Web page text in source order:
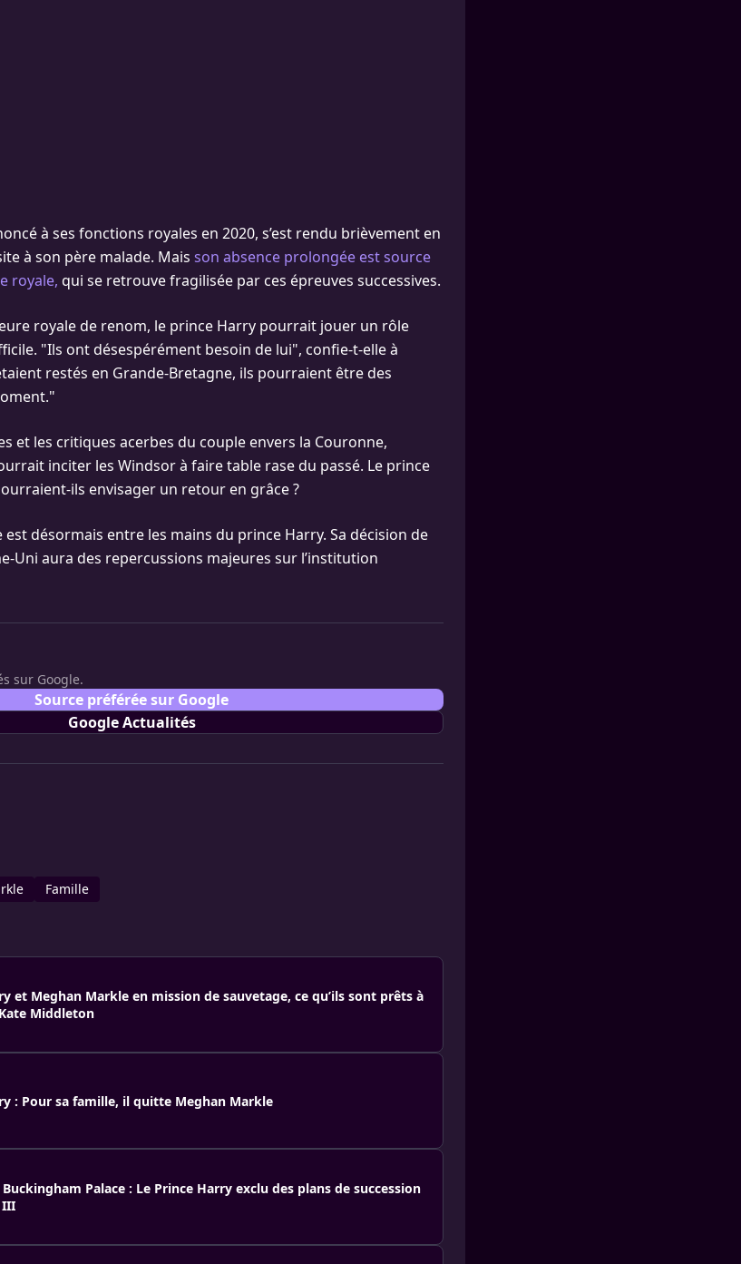
à ses fonctions royales en 2020, s’est rendu brièvement en
à son père malade. Mais son absence prolongée est source
royale, qui se retrouve fragilisée par ces épreuves successives.
royale de renom, le prince Harry pourrait jouer un rôle
"Ils ont désespérément besoin de lui", confie-t-elle à
restés en Grande-Bretagne, ils pourraient être des
et les critiques acerbes du couple envers la Couronne,
inciter les Windsor à faire table rase du passé. Le prince
ils envisager un retour en grâce ?
est désormais entre les mains du prince Harry. Sa décision de
Uni aura des repercussions majeures sur l’institution
sur Google.
Source préférée sur Google
Google Actualités
Famille
et Meghan Markle en mission de sauvetage, ce qu’ils sont prêts à
Middleton
: Pour sa famille, il quitte Meghan Markle
Buckingham Palace : Le Prince Harry exclu des plans de succession
III